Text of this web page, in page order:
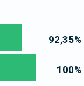
92,35%
100%